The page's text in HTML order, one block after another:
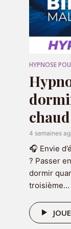
•
vos
• Les
productivité
• Des
clarté,
🎧 Cet
• Vous
dispersé.e
• Vous
• Vous
vous-
HYPNOSE
4 semaines
🎧 Envie
? Passer
dormir
troisième...